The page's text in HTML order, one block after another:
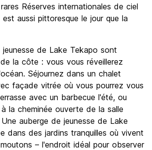
Réserves internationales de ciel
aussi pittoresque le jour que la
jeunesse de Lake Tekapo sont
la côte : vous vous réveillerez
Séjournez dans un chalet
façade vitrée où vous pourrez vous
avec un barbecue l'été, ou
la cheminée ouverte de la salle
auberge de jeunesse de Lake
dans des jardins tranquilles où vivent
– l'endroit idéal pour observer